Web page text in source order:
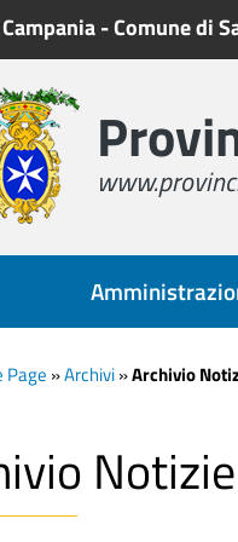
-Comune di
Page »Archivi»Archivio
Notizie